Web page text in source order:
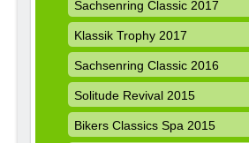
Sachsenring Classic 2017
Klassik Trophy 2017
Sachsenring Classic 2016
Solitude Revival 2015
Bikers Classics Spa 2015